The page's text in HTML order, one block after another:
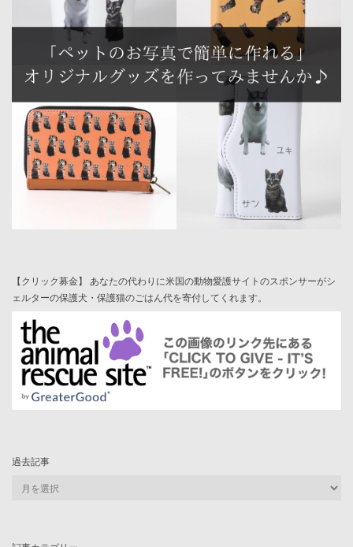
【クリック募金】 あなたの代わりに米国の動物愛護サイトのスポンサーがシ
ェルターの保護犬・保護猫のごはん代を寄付してくれます。
過去記事